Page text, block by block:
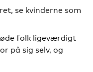
se kvinderne som
folk ligeværdigt
på sig selv, og